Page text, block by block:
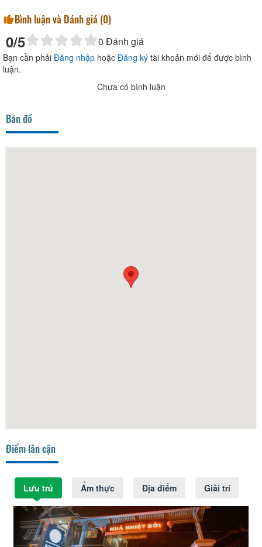
Bình luận và Đánh giá (0)
0/5 0 Đánh giá
Bạn cần phải Đăng nhập hoặc Đăng ký tài khoản mới để được bình
luận.
Chưa có bình luận
Bản đồ
Điểm lân cận
Lưu trú Ẩm thực Địa điểm Giải trí